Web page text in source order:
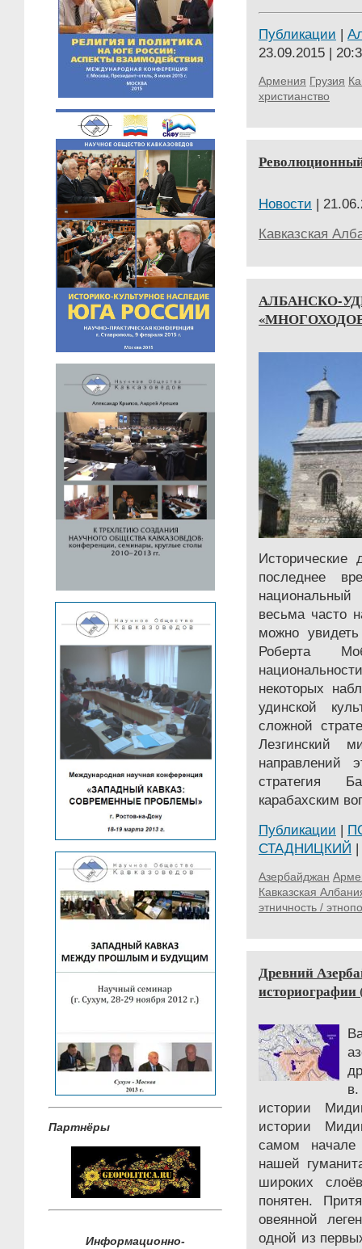
Партнёры
Информационно-
Публикации |
23.09.2015 |
Армения Грузия
христианство
Революционный
Новости |
Кавказская
АЛБАНСКО-
Исторические
последнее
весьма часто
можно увидеть
Роберта
некоторых
удинской
сложной
Лезгинский
направлений
стратегия
карабахским
Публикации |
СТАДНИЦКИЙ
Азербайджан
Кавказская
этничность /
Древний
истории
истории
самом
нашей
широких
понятен.
овеянной
одной из